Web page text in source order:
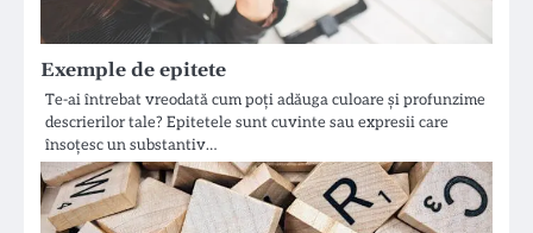
Exemple de epitete
Te-ai întrebat vreodată cum poți adăuga culoare și profunzime
descrierilor tale? Epitetele sunt cuvinte sau expresii care
însoțesc un substantiv…